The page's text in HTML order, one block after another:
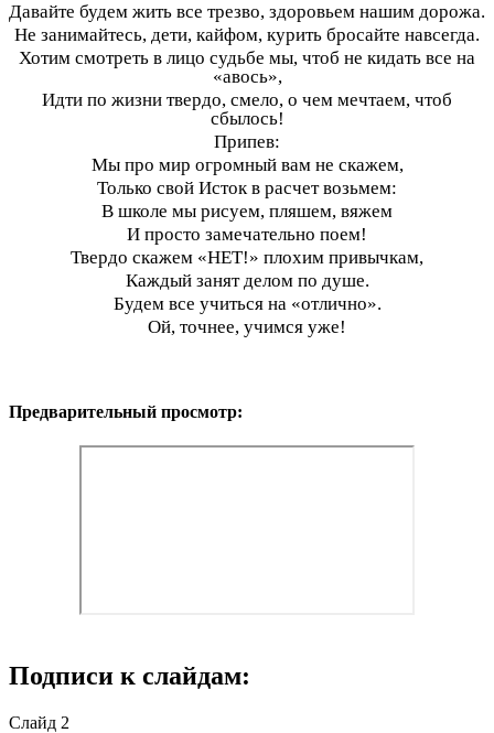
Давайте будем жить все трезво, здоровьем нашим дорожа.
Не занимайтесь, дети, кайфом, курить бросайте навсегда.
Хотим смотреть в лицо судьбе мы, чтоб не кидать все на
«авось»,
Идти по жизни твердо, смело, о чем мечтаем, чтоб
сбылось!
Припев:
Мы про мир огромный вам не скажем,
Только свой Исток в расчет возьмем:
В школе мы рисуем, пляшем, вяжем
И просто замечательно поем!
Твердо скажем «НЕТ!» плохим привычкам,
Каждый занят делом по душе.
Будем все учиться на «отлично».
Ой, точнее, учимся уже!
Предварительный просмотр:
Подписи к слайдам:
Слайд 2